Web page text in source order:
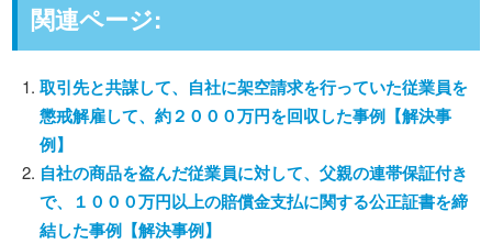
関連ページ:
取引先と共謀して、自社に架空請求を行っていた従業員を
懲戒解雇して、約２０００万円を回収した事例【解決事
例】
自社の商品を盗んだ従業員に対して、父親の連帯保証付き
で、１０００万円以上の賠償金支払に関する公正証書を締
結した事例【解決事例】